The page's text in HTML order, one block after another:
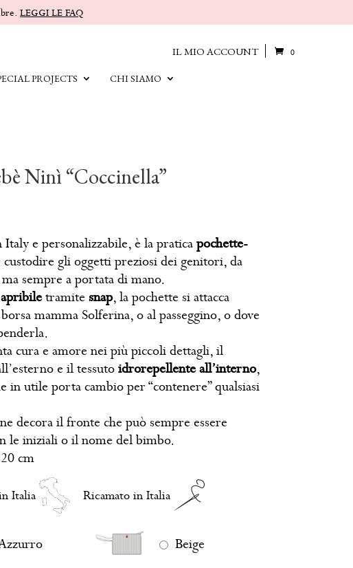
LEGGI LE FAQ
IL MIO ACCOUNT 0
PROJECTS CHI SIAMO
Ninì “Coccinella”
Italy e personalizzabile, è la praticapochette-
gli oggetti preziosi dei genitori, da
sempre a portata di mano.
tramite snap, la pochette si attacca
mamma Solferina, o al passeggino, o dove
cura e amore nei più piccoli dettagli, il
e il tessutoidrorepellente all’interno,
in utile porta cambio per “contenere” qualsiasi
decora il fronte che può sempre essere
le iniziali o il nome del bimbo.
cm
Italia Ricamato in Italia
Beige